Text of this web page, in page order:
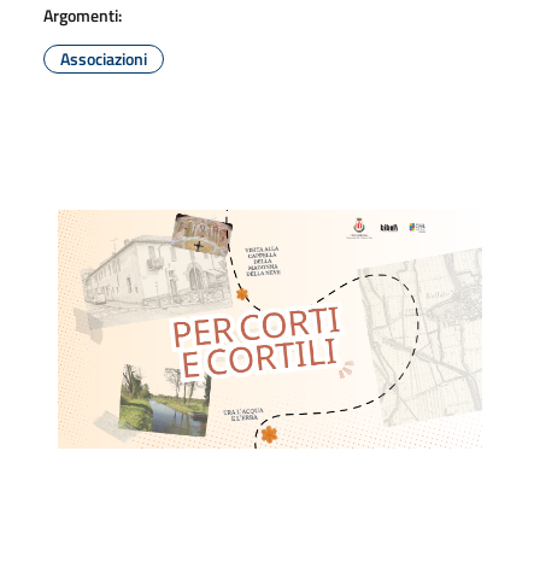
Argomenti:
Associazioni